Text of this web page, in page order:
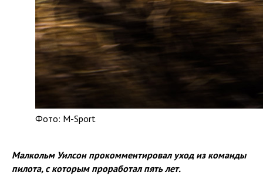
Фото: M-Sport
Малкольм Уилсон прокомментировал уход из команды
пилота, с которым проработал пять лет.